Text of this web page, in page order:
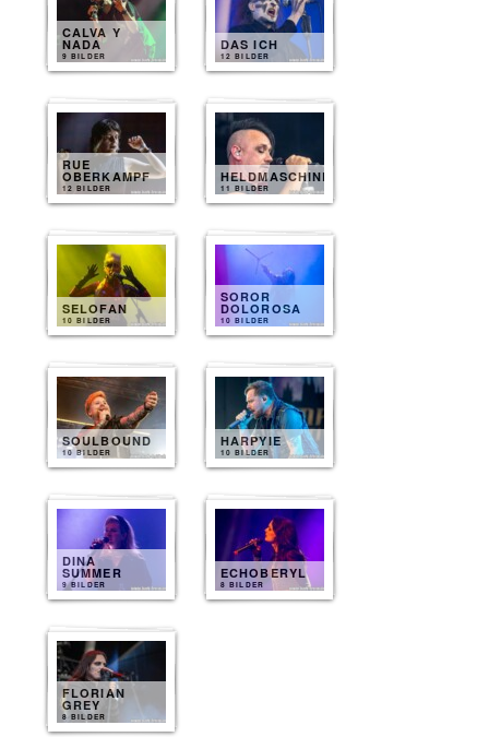
CALVA Y
NADA
9 BILDER
DAS ICH
12 BILDER
RUE
OBERKAMPF
12 BILDER
HELDMASCHINE
11 BILDER
SELOFAN
10 BILDER
SOROR
DOLOROSA
10 BILDER
SOULBOUND
10 BILDER
HARPYIE
10 BILDER
DINA
SUMMER
9 BILDER
ECHOBERYL
8 BILDER
FLORIAN
GREY
8 BILDER